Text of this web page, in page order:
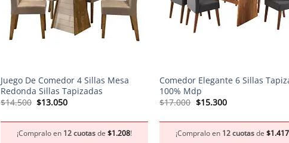
Juego De Comedor 4 Sillas Mesa
Redonda Sillas Tapizadas
$14.500 El
$14.500.
$13.050El
$13.050.
¡Compralo en 12 cuotasde $1.208!
Comedor Elegante 6 Sillas
100% Mdp
$17.000 El
$17.000.
$15.300El
$15.300.
¡Compralo en 12 cuotasde$1.417